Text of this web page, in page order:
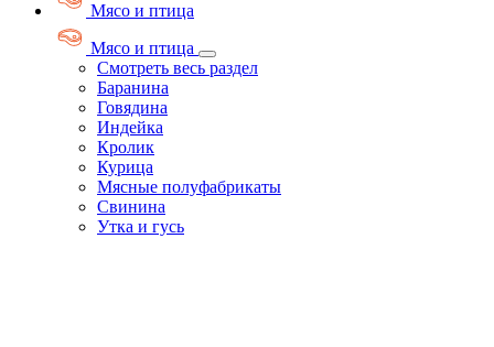
Мясо и птица
Мясо и птица
Смотреть весь раздел
Баранина
Говядина
Индейка
Кролик
Курица
Мясные полуфабрикаты
Свинина
Утка и гусь